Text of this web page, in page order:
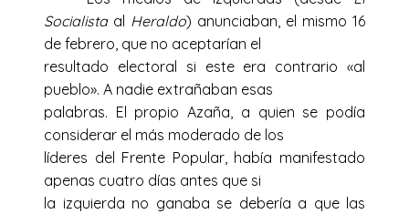
Socialistaal Heraldo) anunciaban, el mismo 16
de febrero, que no aceptarían el
resultado electoral si este era contrario «al
pueblo». A nadie extrañaban esas
palabras. El propio Azaña, a quien se podía
considerar el más moderado de los
líderes del Frente Popular, había manifestado
apenas cuatro días antes que si
la izquierda no ganaba se debería a que las